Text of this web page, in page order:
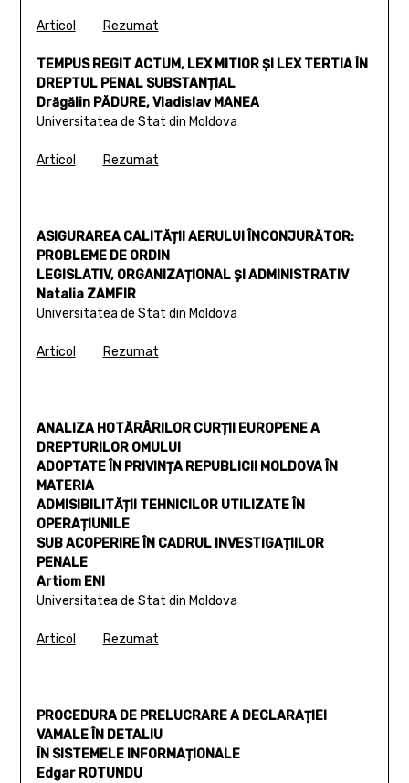
Articol Rezumat
TEMPUS REGIT ACTUM, LEX MITIOR ȘI LEX TERTIA ÎN
DREPTUL PENAL SUBSTANȚIAL
Drăgălin PĂDURE, Vladislav MANEA
Universitatea de Stat din Moldova
Articol Rezumat
ASIGURAREA CALITĂȚII AERULUI ÎNCONJURĂTOR:
PROBLEME DE ORDIN
LEGISLATIV, ORGANIZAȚIONAL ȘI ADMINISTRATIV
Natalia ZAMFIR
Universitatea de Stat din Moldova
Articol Rezumat
ANALIZA HOTĂRÂRILOR CURȚII EUROPENE A
DREPTURILOR OMULUI
ADOPTATE ÎN PRIVINȚA REPUBLICII MOLDOVA ÎN
MATERIA
ADMISIBILITĂȚII TEHNICILOR UTILIZATE ÎN
OPERAȚIUNILE
SUB ACOPERIRE ÎN CADRUL INVESTIGAȚIILOR
PENALE
Artiom ENI
Universitatea de Stat din Moldova
Articol Rezumat
PROCEDURA DE PRELUCRARE A DECLARAȚIEI
VAMALE ÎN DETALIU
ÎN SISTEMELE INFORMAȚIONALE
Edgar ROTUNDU